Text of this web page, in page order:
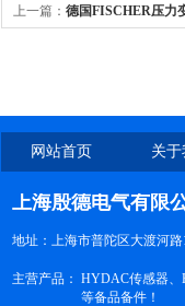
上一篇： 德国FISCHER压力
网站首页 关
上海殷德电气有限
地址：上海市普陀区大渡河路
主营产品： HYDAC传感器、
等备品备件！